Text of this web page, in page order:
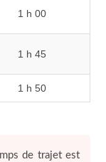
1 h 00
1 h 45
1 h 50
de trajet est